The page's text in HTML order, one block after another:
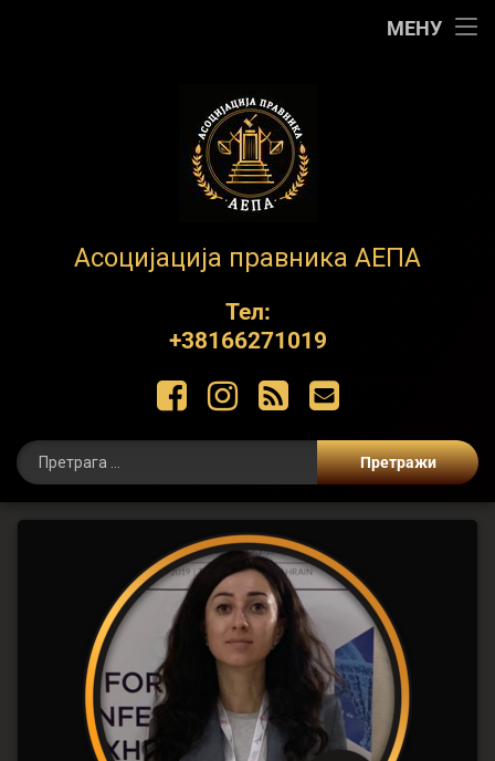
МЕНУ
АЕПА
Асоцијација правника АЕПА
Тел:
+38166271019
ФацебоокИнстаграм
РСС Е-маил
Медицинско
право